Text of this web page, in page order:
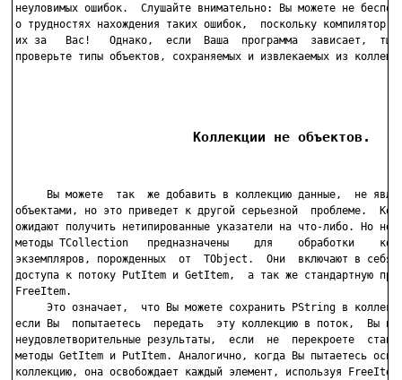
неуловимых ошибок.  Слушайте внимательно: Вы можете не
о трудностях нахождения таких ошибок,  поскольку компилятор
их за   Вас!   Однако,  если  Ваша  программа  зависает,
проверьте типы объектов, сохраняемых и извлекаемых из
                      Коллекции не объектов.
Вы можете  так  же добавить в коллекцию данные,  не
объектами, но это приведет к другой серьезной  проблеме.
ожидают получить нетипированные указатели на что-либо. Но
методы TCollection   предназначены    для    обработки
экземпляров, порожденных  от  TObject.  Они  включают в себя
доступа к потоку PutItem и GetItem,  а так же стандартную
FreeItem.
Это означает,  что Вы можете сохранить PString в
если Вы  попытаетесь  передать  эту коллекцию в поток,  Вы
неудовлетворительные результаты,  если  не  перекроете
методы GetItem и PutItem. Аналогично, когда Вы пытаетесь
коллекцию, она освобождает каждый элемент, используя